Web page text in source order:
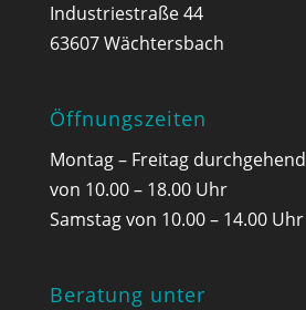
Industriestraße 44
63607 Wächtersbach
Öffnungszeiten
Montag – Freitag durchgehend
von 10.00 – 18.00 Uhr
Samstag von 10.00 – 14.00 Uhr
Beratung unter